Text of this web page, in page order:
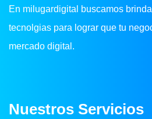
En milugardigital buscamos
tecnolgias para lograr que tu
mercado digital.
Nuestros Servicios